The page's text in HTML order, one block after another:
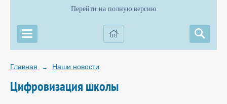
Перейти на полную версию
Главная → Наши новости
Цифровизация школы